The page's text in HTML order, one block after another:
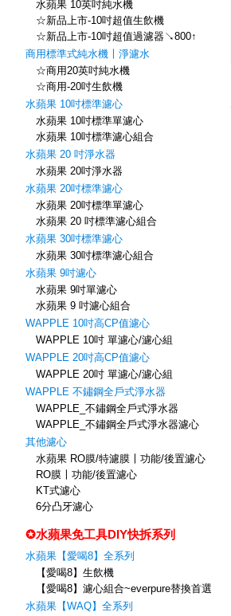
水蘋果 10英吋純水機
☆新品上市-10吋超值生飲機
☆新品上市-10吋超值過濾器↘800↑
商用標準式純水機〡淨濾水
☆商用20英吋純水機
☆商用-20吋生飲機
水蘋果 10吋標準濾心
水蘋果 10吋標準單濾心
水蘋果 10吋標準濾心組合
水蘋果 20 吋淨水器
水蘋果 20吋淨水器
水蘋果 20吋標準濾心
水蘋果 20吋標準單濾心
水蘋果 20 吋標準濾心組合
水蘋果 30吋標準濾心
水蘋果 30吋標準濾心組合
水蘋果 9吋濾心
水蘋果 9吋單濾心
水蘋果 9 吋濾心組合
WAPPLE 10吋高CP值濾心
WAPPLE 10吋 單濾心/濾心組
WAPPLE 20吋高CP值濾心
WAPPLE 20吋 單濾心/濾心組
WAPPLE 不鏽鋼全戶式淨水器
WAPPLE_不鏽鋼全戶式淨水器
WAPPLE_不鏽鋼全戶式淨水器濾心
其他濾心
水蘋果 RO膜/特濾膜〡功能/後置濾心
RO膜〡功能/後置濾心
KT式濾心
6分凸牙濾心
✪水蘋果免工具DIY快拆系列
水蘋果【愛喝8】全系列
【愛喝8】生飲機
【愛喝8】濾心組合~everpure替換首選
水蘋果【WAQ】全系列